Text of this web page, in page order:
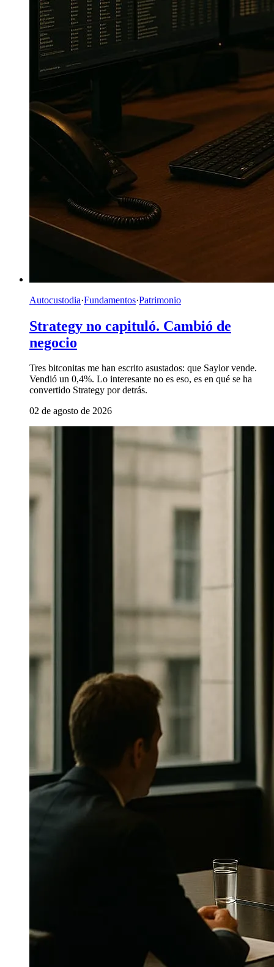
Autocustodia·Fundamentos·Patrimonio
Strategy no capituló. Cambió de
negocio
Tres bitconitas me han escrito asustados: que Saylor vende.
Vendió un 0,4%. Lo interesante no es eso, es en qué se ha
convertido Strategy por detrás.
02 de agosto de 2026